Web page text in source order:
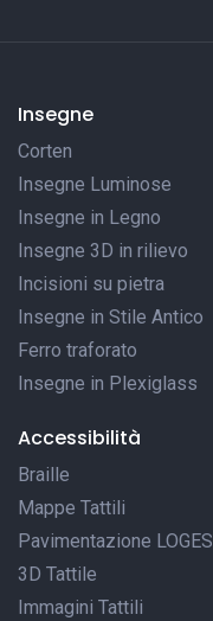
Insegne
Corten
Insegne Luminose
Insegne in Legno
Insegne 3D in rilievo
Incisioni su pietra
Insegne in Stile Antico
Ferro traforato
Insegne in Plexiglass
Accessibilità
Braille
Mappe Tattili
Pavimentazione LOGES
3D Tattile
Immagini Tattili